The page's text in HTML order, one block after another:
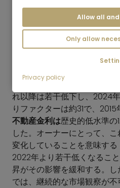
ことが有効で
た方法が、その不動産の特
場データを考慮に入れている
イン
と年間賃料の比率）が長年
2022年、グロス利回りの倍
れ以降は若干低下し、2024
りファクターは約31で、2015
不動産金利は歴史的低水準の
した。オーナーにとって、こ
変化していることを意味す
2022年より若干低くなるこ
昇がその影響を緩和する。
では、継続的な市場観察が不
Allow all
Only allow
Privacy policy